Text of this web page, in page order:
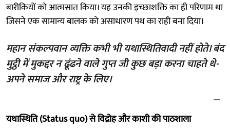
बारीकियों को आत्मसात किया। यह उनकी इच्छाशक्ति का ही परिणाम था
जिसने एक सामान्य बालक को असाधारण पथ का राही बना दिया।
महान संकल्पवान व्यक्ति कभी भी यथास्थितिवादी नहीं होते। बंद
मुट्ठी में मुकद्दर न ढूंढने वाले गुप्त जी कुछ बड़ा करना चाहते थे-
अपने समाज और राष्ट्र के लिए।
यथास्थिति (Status quo) से विद्रोह और काशी की पाठशाला